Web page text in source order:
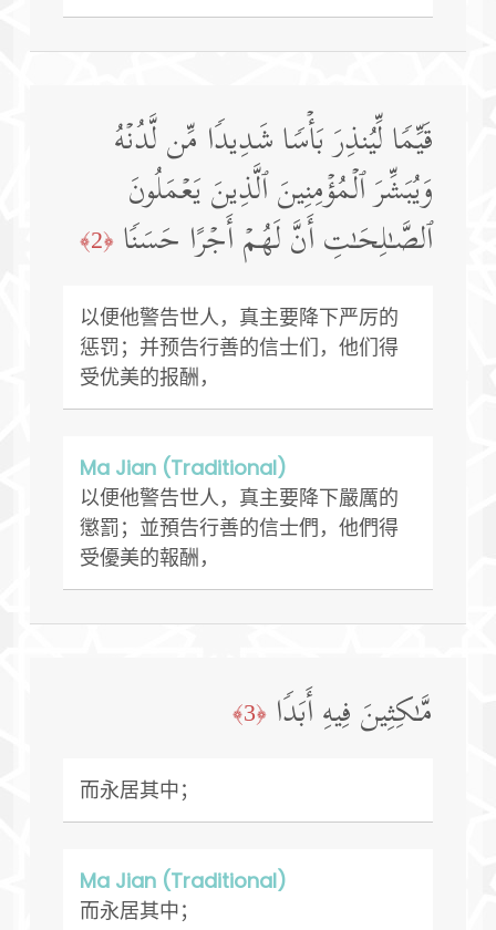
قَیِّمࣰا لِّیُنذِرَ بَأۡسࣰا شَدِیدࣰا مِّن لَّدُنۡهُ
وَیُبَشِّرَ ٱلۡمُؤۡمِنِینَ ٱلَّذِینَ یَعۡمَلُونَ
ٱلصَّـٰلِحَـٰتِ أَنَّ لَهُمۡ أَجۡرًا حَسَنࣰا ﴿2﴾
以便他警告世人，真主要降下严厉的
惩罚；并预告行善的信士们，他们得
受优美的报酬，
Ma Jian (Traditional)
以便他警告世人，真主要降下嚴厲的
懲罰；並預告行善的信士們，他們得
受優美的報酬，
مَّـٰكِثِینَ فِیهِ أَبَدࣰا ﴿3﴾
而永居其中；
Ma Jian (Traditional)
而永居其中；